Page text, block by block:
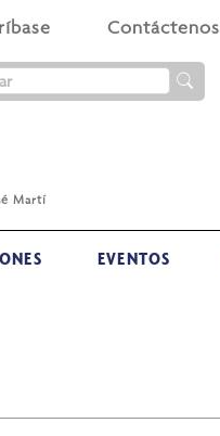
Contáctenos
Martí
EVENTOS